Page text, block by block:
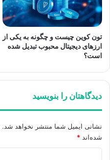
تون کوین چیست و چگونه به یکی از
ارزهای دیجیتال محبوب تبدیل شده
است؟
دیدگاهتان را بنویسید
نشانی ایمیل شما منتشر نخواهد شد.
شده‌اند *